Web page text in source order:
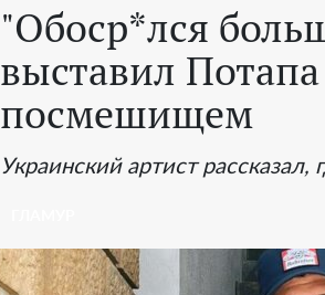
"Обоср*лся
выставил
посмешищем
Украинский артист рассказал,